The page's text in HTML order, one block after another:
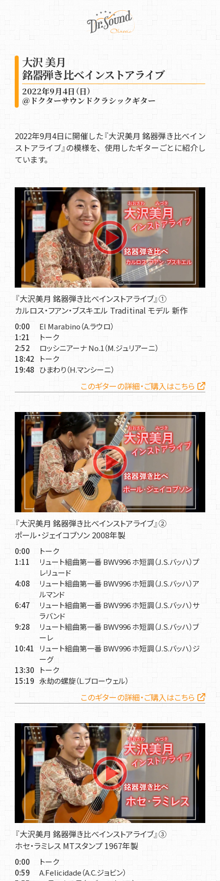
大沢 美月
銘器弾き比べインストアライブ
2022年9月4日（日）
＠ドクターサウンドクラシックギター
2022年9月4日に開催した『大沢美月 銘器弾き比べイン
ストアライブ』の模様を、使用したギターごとに紹介し
ています。
『大沢美月 銘器弾き比べインストアライブ』①
カルロス・フアン・ブスキエル Traditinal モデル 新作
0:00
El Marabino（A.ラウロ）
1:21
トーク
2:52
ロッシニアーナ No.1（M.ジュリアーニ）
18:42
トーク
19:48 ひまわり（H.マンシーニ）
このギターの詳細・ご購入はこちら
『大沢美月 銘器弾き比べインストアライブ』②
ポール・ジェイコブソン 2008年製
0:00
トーク
1:11
リュート組曲第一番 BWV996 ホ短調（J.S.バッハ）プ
レリュード
4:08
リュート組曲第一番 BWV996 ホ短調（J.S.バッハ）ア
ルマンド
6:47
リュート組曲第一番 BWV996 ホ短調（J.S.バッハ）サ
ラバンド
9:28
リュート組曲第一番 BWV996 ホ短調（J.S.バッハ）ブ
ーレ
10:41
リュート組曲第一番 BWV996 ホ短調（J.S.バッハ）ジ
ーグ
13:30
トーク
15:19 永劫の螺旋（L.ブローウェル）
このギターの詳細・ご購入はこちら
『大沢美月 銘器弾き比べインストアライブ』③
ホセ・ラミレス MTスタンプ 1967年製
0:00
トーク
0:59
A.Felicidade（A.C.ジョビン）